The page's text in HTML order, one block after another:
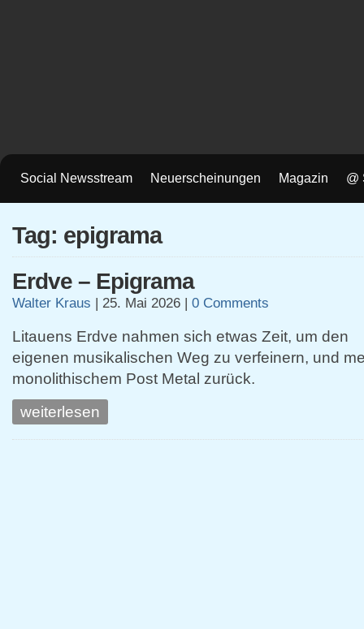
Social Newsstream Neuerscheinungen Magazin @
Tag: epigrama
Erdve – Epigrama
Walter Kraus | 25. Mai 2026 | 0 Comments
Litauens Erdve nahmen sich etwas Zeit, um den
eigenen musikalischen Weg zu verfeinern, und
monolithischem Post Metal zurück.
weiterlesen